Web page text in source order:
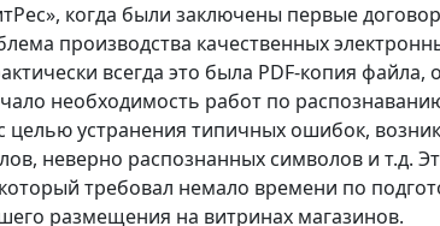
когда были заключены первые
производства качественных
всегда это была PDF-копия
необходимость работ по
целью устранения типичных ошибок,
неверно распознанных символов и т.д.
требовал немало времени по
размещения на витринах магазинов.